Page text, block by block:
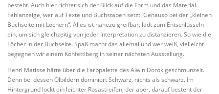
besteht. Auch hier richtet sich der Blick auf die Form und das Material.
Fehlanzeige, wer auf Texte und Buchstaben setzt. Genauso bei der „kleinen
Buchseite mit Löchern“. Alles ist nahezu greifbar, lädt zum Entschlüsseln
ein, um sich gleichzeitig von jeder Interpretation zu distanzieren. So wie die
Löcher in der Buchseite. Spaß macht das allemal und wer weiß, vielleicht
begegnen wir einem Konfettiberg in seiner nächsten Ausstellung.
Henri Matisse hätte über die Farbpalette des Alwin Dorok geschmunzelt.
Denn bei dessen Ölbildern dominiert Schwarz, nichts als schwarz. Im
Hintergrund lockt ein leichter Rosastreifen, der aber, darauf besteht der